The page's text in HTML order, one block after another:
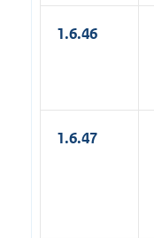
1.6.46
1.6.47